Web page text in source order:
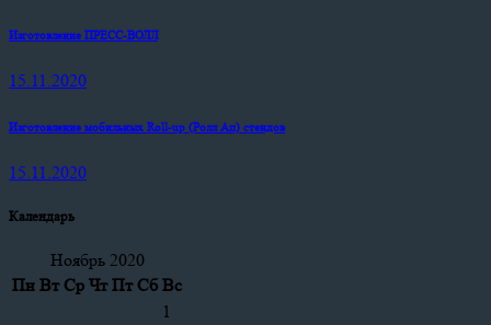
Изготовление ПРЕСС-ВОЛЛ
15.11.2020
Изготовление мобильных Roll-up (Ролл Ап) стендов
15.11.2020
Календарь
Ноябрь 2020
Пн Вт Ср Чт Пт Сб Вс
1